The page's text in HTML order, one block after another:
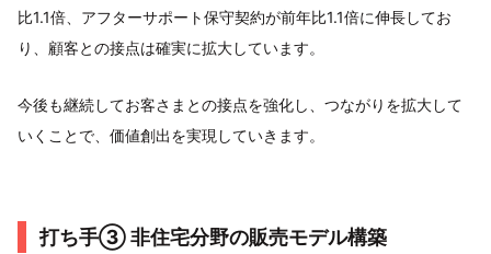
比1.1倍、アフターサポート保守契約が前年比1.1倍に伸長してお
り、顧客との接点は確実に拡大しています。
今後も継続してお客さまとの接点を強化し、つながりを拡大して
いくことで、価値創出を実現していきます。
打ち手③ 非住宅分野の販売モデル構築